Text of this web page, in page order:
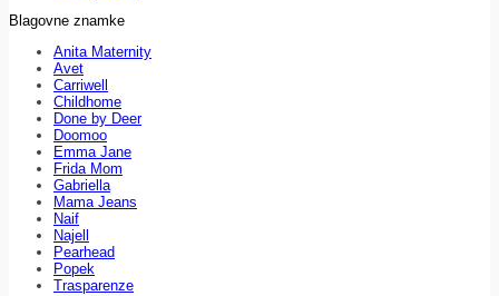
Blagovne znamke
Anita Maternity
Avet
Carriwell
Childhome
Done by Deer
Doomoo
Emma Jane
Frida Mom
Gabriella
Mama Jeans
Naif
Najell
Pearhead
Popek
Trasparenze